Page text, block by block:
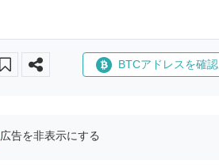
BTCアドレスを確認
広告を非表示にする